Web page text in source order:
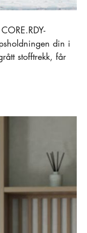
din i
stofftrekk, får